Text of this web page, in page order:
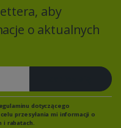
aby
o aktualnych
dotyczącego
przesyłania mi informacji o
i rabatach.